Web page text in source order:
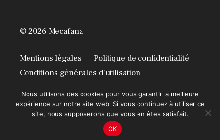
© 2026 Mecafana
Mentions légales
Politique de confidentialité
Conditions générales d'utilisation
Nous utilisons des cookies pour vous garantir la meilleure
expérience sur notre site web. Si vous continuez à utiliser ce
site, nous supposerons que vous en êtes satisfait.
OK